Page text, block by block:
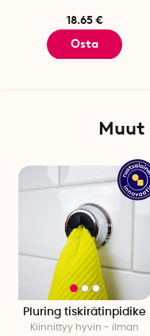
18.65 €
Osta
Muut
Pluring tiskirätinpidike
Kiinnittyy hyvin - ilman